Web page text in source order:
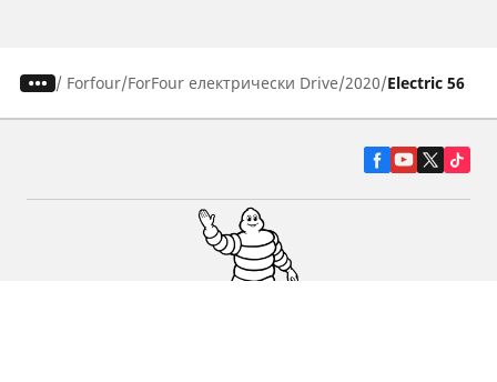
/ Forfour ForFour електрически Drive 2020 Electric 56